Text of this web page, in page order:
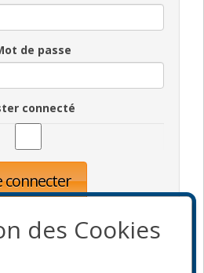
de passe
connecté
connecter
des Cookies